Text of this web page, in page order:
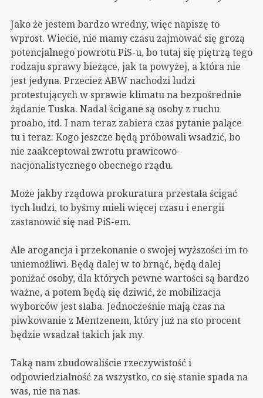
Jako że jestem bardzo wredny, więc napiszę to
wprost. Wiecie, nie mamy czasu zajmować się grozą
potencjalnego powrotu PiS-u, bo tutaj się piętrzą tego
rodzaju sprawy bieżące, jak ta powyżej, a która nie
jest jedyna. Przecież ABW nachodzi ludzi
protestujących w sprawie klimatu na bezpośrednie
żądanie Tuska. Nadal ścigane są osoby z ruchu
proabo, itd. I nam teraz zabiera czas pytanie palące
tu i teraz: Kogo jeszcze będą próbowali wsadzić, bo
nie zaakceptował zwrotu prawicowo-
nacjonalistycznego obecnego rządu.
Może jakby rządowa prokuratura przestała ścigać
tych ludzi, to byśmy mieli więcej czasu i energii
zastanowić się nad PiS-em.
Ale arogancja i przekonanie o swojej wyższości im to
uniemożliwi. Będą dalej w to brnąć, będą dalej
poniżać osoby, dla których pewne wartości są bardzo
ważne, a potem będą się dziwić, że mobilizacja
wyborców jest słaba. Jednocześnie mają czas na
piwkowanie z Mentzenem, który już na sto procent
będzie wsadzał takich jak my.
Taką nam zbudowaliście rzeczywistość i
odpowiedzialność za wszystko, co się stanie spada na
was, nie na nas.